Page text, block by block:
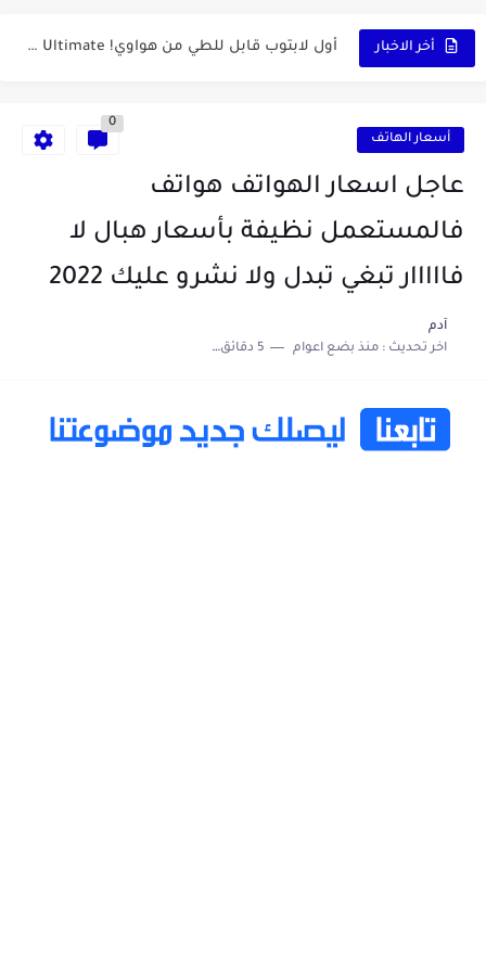
أخر الاخبار
أسعار الهاتف
0
عاجل اسعار الهواتف هواتف
فالمستعمل نظيفة بأسعار هبال لا
فااااار تبغي تبدل ولا نشرو عليك 2022
آدم
اخر تحديث :منذ بضع اعوام 5 دقائق للقراءة